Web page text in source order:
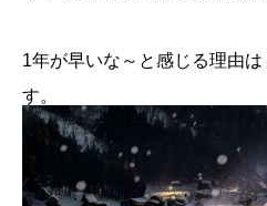
1年が早いな～と感じる理由
す。